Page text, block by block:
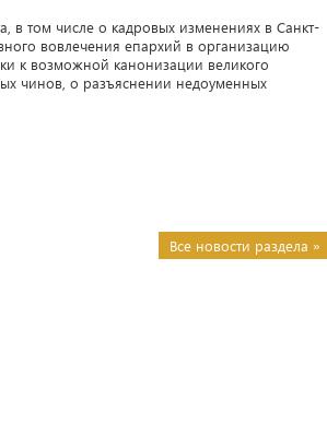
в том числе о кадровых изменениях в Санкт-
вовлечения епархий в организацию
к возможной канонизации великого
чинов, о разъяснении недоуменных
Все новости раздела »